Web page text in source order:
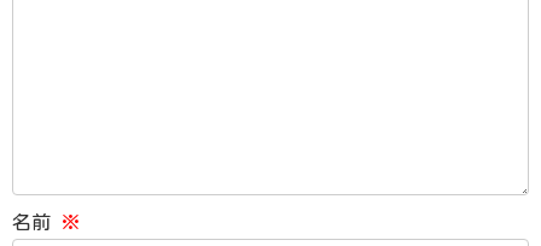
名前 ※